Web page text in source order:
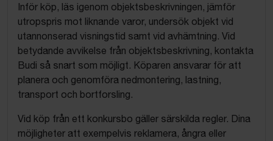
Inför köp, läs igenom objektsbeskrivningen, jämför
utropspris mot liknande varor, undersök objekt vid
utannonserad visningstid samt vid avhämtning. Vid
betydande avvikelse från objektsbeskrivning, kontakta
Budi så snart som möjligt. Köparen ansvarar för att
planera och genomföra nedmontering, lastning,
transport och bortforsling.
Vid köp från ett konkursbo gäller särskilda regler. Dina
möjligheter att exempelvis reklamera, ångra eller